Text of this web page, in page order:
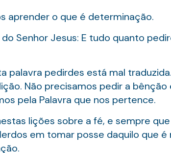
aprender o que é determinação.
Senhor Jesus: E tudo quanto
palavra pedirdes está mal
Não precisamos pedir a bênção
pela Palavra que nos pertence.
lições sobre a fé, e sempre
em tomar posse daquilo que é